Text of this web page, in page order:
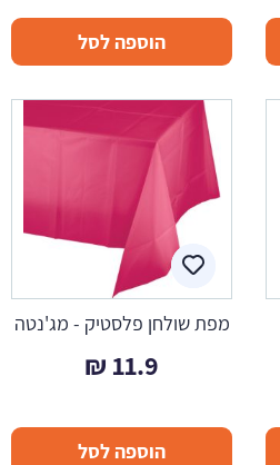
הוספה לסל
מפת שולחן פלסטיק - מג'נטה
11.9
₪
הוספה לסל